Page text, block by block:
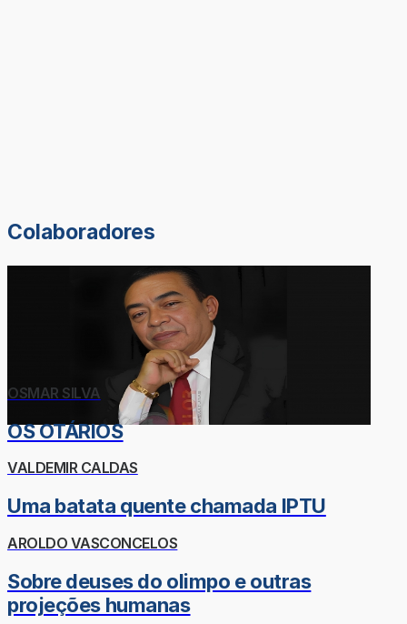
Colaboradores
OSMAR SILVA
OS OTÁRIOS
VALDEMIR CALDAS
Uma batata quente chamada IPTU
AROLDO VASCONCELOS
Sobre deuses do olimpo e outras
projeções humanas